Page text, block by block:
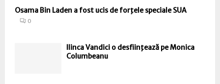
Osama Bin Laden a fost ucis de forţele speciale SUA
0
Ilinca Vandici o desfiinţează pe Monica
Columbeanu